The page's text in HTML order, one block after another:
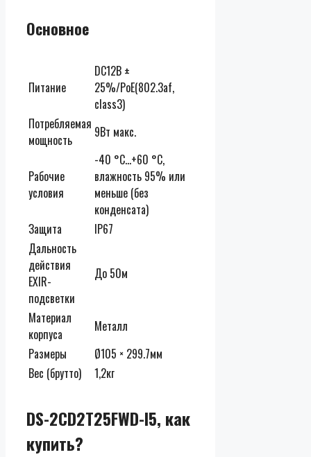
Основное
Питание
DC12В ±
25%/PoE(802.3af,
class3)
Потребляемая
мощность
9Вт макс.
Рабочие
условия
-40 °C…+60 °C,
влажность 95% или
меньше (без
конденсата)
Защита
IP67
Дальность
действия
EXIR-
подсветки
До 50м
Материал
корпуса
Металл
Размеры
Ø105 × 299.7мм
Вес (брутто)
1,2кг
DS-2CD2T25FWD-I5, как
купить?